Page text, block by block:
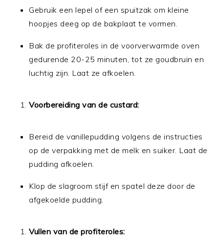
Gebruik een lepel of een spuitzak om kleine
hoopjes deeg op de bakplaat te vormen.
Bak de profiteroles in de voorverwarmde oven
gedurende 20-25 minuten, tot ze goudbruin en
luchtig zijn. Laat ze afkoelen.
Voorbereiding van de custard:
Bereid de vanillepudding volgens de instructies
op de verpakking met de melk en suiker. Laat de
pudding afkoelen.
Klop de slagroom stijf en spatel deze door de
afgekoelde pudding.
Vullen van de profiteroles: